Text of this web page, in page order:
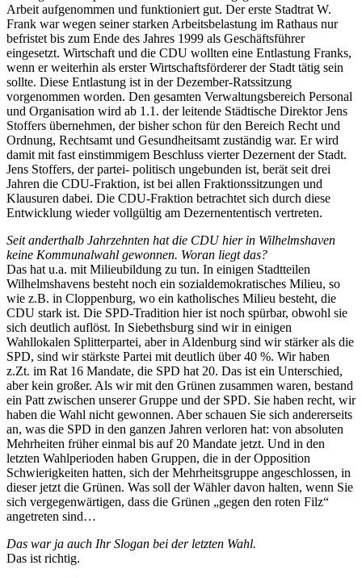
Arbeit aufgenommen und funktioniert gut. Der erste Stadtrat W.
Frank war wegen seiner starken Arbeitsbelastung im Rathaus nur
befristet bis zum Ende des Jahres 1999 als Geschäftsführer
eingesetzt. Wirtschaft und die CDU wollten eine Entlastung Franks,
wenn er weiterhin als erster Wirtschaftsförderer der Stadt tätig sein
sollte. Diese Entlastung ist in der Dezember-Ratssitzung
vorgenommen worden. Den gesamten Verwaltungsbereich Personal
und Organisation wird ab 1.1. der leitende Städtische Direktor Jens
Stoffers übernehmen, der bisher schon für den Bereich Recht und
Ordnung, Rechtsamt und Gesundheitsamt zuständig war. Er wird
damit mit fast einstimmigem Beschluss vierter Dezernent der Stadt.
Jens Stoffers, der partei- politisch ungebunden ist, berät seit drei
Jahren die CDU-Fraktion, ist bei allen Fraktionssitzungen und
Klausuren dabei. Die CDU-Fraktion betrachtet sich durch diese
Entwicklung wieder vollgültig am Dezernententisch vertreten.
Seit anderthalb Jahrzehnten hat die CDU hier in Wilhelmshaven
keine Kommunalwahl gewonnen. Woran liegt das?
Das hat u.a. mit Milieubildung zu tun. In einigen Stadtteilen
Wilhelmshavens besteht noch ein sozialdemokratisches Milieu, so
wie z.B. in Cloppenburg, wo ein katholisches Milieu besteht, die
CDU stark ist. Die SPD-Tradition hier ist noch spürbar, obwohl sie
sich deutlich auflöst. In Siebethsburg sind wir in einigen
Wahllokalen Splitterpartei, aber in Aldenburg sind wir stärker als die
SPD, sind wir stärkste Partei mit deutlich über 40 %. Wir haben
z.Zt. im Rat 16 Mandate, die SPD hat 20. Das ist ein Unterschied,
aber kein großer. Als wir mit den Grünen zusammen waren, bestand
ein Patt zwischen unserer Gruppe und der SPD. Sie haben recht, wir
haben die Wahl nicht gewonnen. Aber schauen Sie sich andererseits
an, was die SPD in den ganzen Jahren verloren hat: von absoluten
Mehrheiten früher einmal bis auf 20 Mandate jetzt. Und in den
letzten Wahlperioden haben Gruppen, die in der Opposition
Schwierigkeiten hatten, sich der Mehrheitsgruppe angeschlossen, in
dieser jetzt die Grünen. Was soll der Wähler davon halten, wenn Sie
sich vergegenwärtigen, dass die Grünen „gegen den roten Filz“
angetreten sind…
Das war ja auch Ihr Slogan bei der letzten Wahl.
Das ist richtig.